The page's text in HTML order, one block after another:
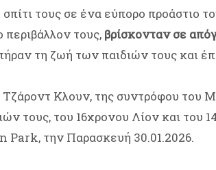
τους σε ένα εύπορο προάστιο
τους, βρίσκονταν σε
τη ζωή των παιδιών τους και
Τζάροντ Κλουν, της συντρόφου του
τους, του 16χρονου Λίον και του
Park, την Παρασκευή 30.01.2026.